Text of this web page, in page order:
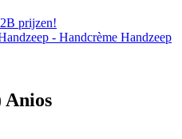
prijzen!
- Handcrème Handzeep
Anios